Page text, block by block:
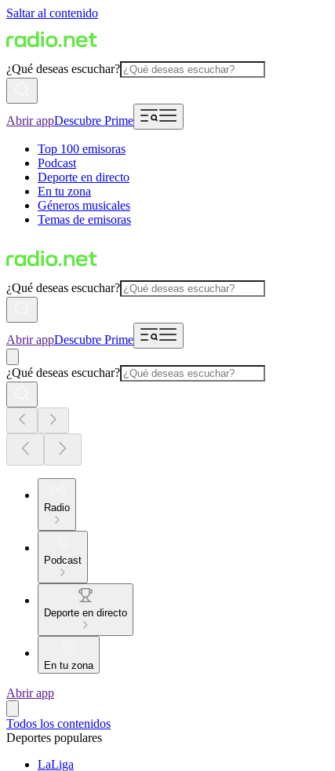
Saltar al contenido
¿Qué deseas escuchar?
Abrir appDescubre Prime
Top 100 emisoras
Podcast
Deporte en directo
En tu zona
Géneros musicales
Temas de emisoras
¿Qué deseas escuchar?
Abrir appDescubre Prime
¿Qué deseas escuchar?
Radio
Podcast
Deporte en directo
En tu zona
Abrir app
Todos los contenidos
Deportes populares
LaLiga